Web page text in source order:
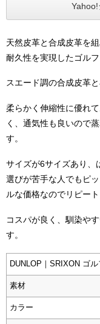
天然皮革と合成皮革を
耐久性を実現したゴルフ
スエード調の合成皮革
柔らかく伸縮性に優れ
く、通気性も良いので
す。
サイズが6サイズあり、
選びが苦手な人でもピ
ルな価格なのでリピー
コスパが良く、馴染や
す。
DUNLOP｜SRIXON ゴ
素材
カラー